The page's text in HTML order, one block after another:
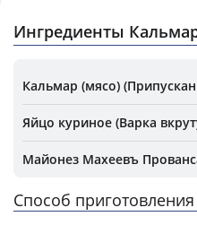
Ингредиенты
Кальмар (мясо)
Яйцо куриное (Варка
Майонез Махеевъ
Способ приготовления